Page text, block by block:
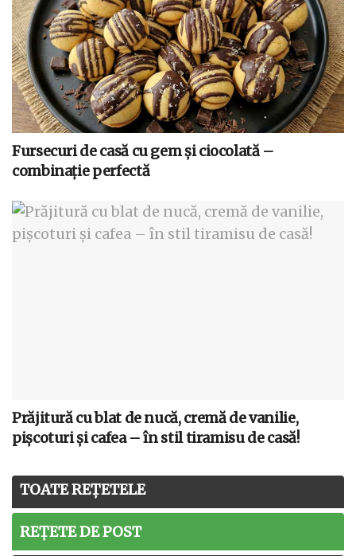
Fursecuri de casă cu gem și ciocolată –
combinație perfectă
Prăjitură cu blat de nucă, cremă de vanilie,
pișcoturi și cafea – în stil tiramisu de casă!
TOATE REȚETELE
REȚETE DE POST